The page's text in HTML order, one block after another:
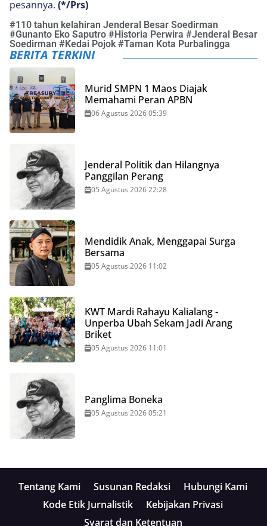
pesannya. (*/Prs)
#110 tahun kelahiran Jenderal Besar Soedirman
#Gunanto Eko Saputro #Historia Perwira #Jenderal Besar
Soedirman #Kedai Pojok#Taman Kota Purbalingga
BERITA TERKINI
Murid SMPN 1 Maos Diajak
Memahami Peran APBN
06 Agustus 2026 05:39
Jenderal Politik dan Hilangnya
Panggilan Perang
05 Agustus 2026 22:28
Mendidik Anak, Menggapai Surga
Bersama
05 Agustus 2026 11:02
KWT Mardi Rahayu Kalialang -
Unperba Ubah Sekam Jadi Arang
Briket
05 Agustus 2026 11:01
Panglima Boneka
05 Agustus 2026 05:21
Tentang Kami Susunan Redaksi
Hubungi Kami
Kode Etik Jurnalistik
Kebijakan Privasi
Syarat dan Ketentuan